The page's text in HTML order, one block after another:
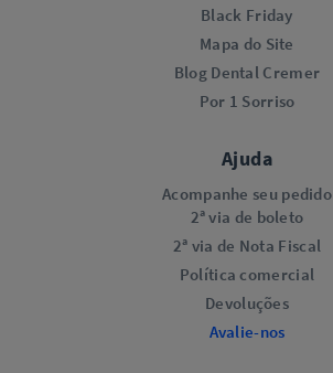
Black Friday
Mapa do Site
Blog Dental Cremer
Por 1 Sorriso
Ajuda
Acompanhe seu pedido
2ª via de boleto
2ª via de Nota Fiscal
Política comercial
Devoluções
Avalie-nos